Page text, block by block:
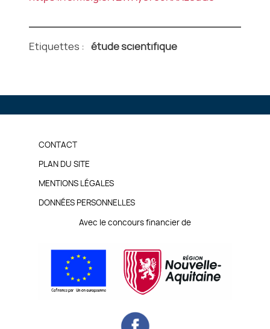
Etiquettes : étude scientifique
PIED
DE
PAGE
CONTACT
PLAN DU SITE
MENTIONS LÉGALES
DONNÉES PERSONNELLES
Avec le concours financier de